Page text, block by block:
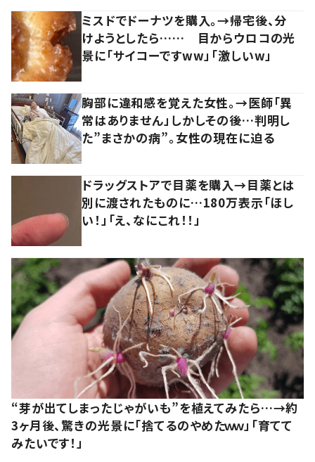
ミスドでドーナツを購入。→帰宅後、分
けようとしたら…… 目からウロコの光
景に「サイコーですww」「激しいw」
胸部に違和感を覚えた女性。→医師「異
常はありません」しかしその後…判明し
た”まさかの病”。女性の現在に迫る
ドラッグストアで目薬を購入→目薬とは
別に渡されたものに…180万表示「ほし
い！」「え、なにこれ！！」
“芽が出てしまったじゃがいも”を植えてみたら…→約
3ヶ月後、驚きの光景に「捨てるのやめたｗｗ」「育てて
みたいです！」